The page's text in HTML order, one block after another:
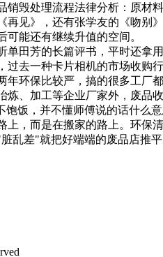
销毁处理流程法律分析：原
》，还有张学友的《吻别
后可能还有继续升值的空间
田芳的长篇评书，平时还
一种卡片相机的市场收购
环保比较严，搞的很多工
、加工等企业厂家外，废
饭，并不懂师傅说的话什么
，而是在搬家的路上。环
乱差"就把好端端的废品店推